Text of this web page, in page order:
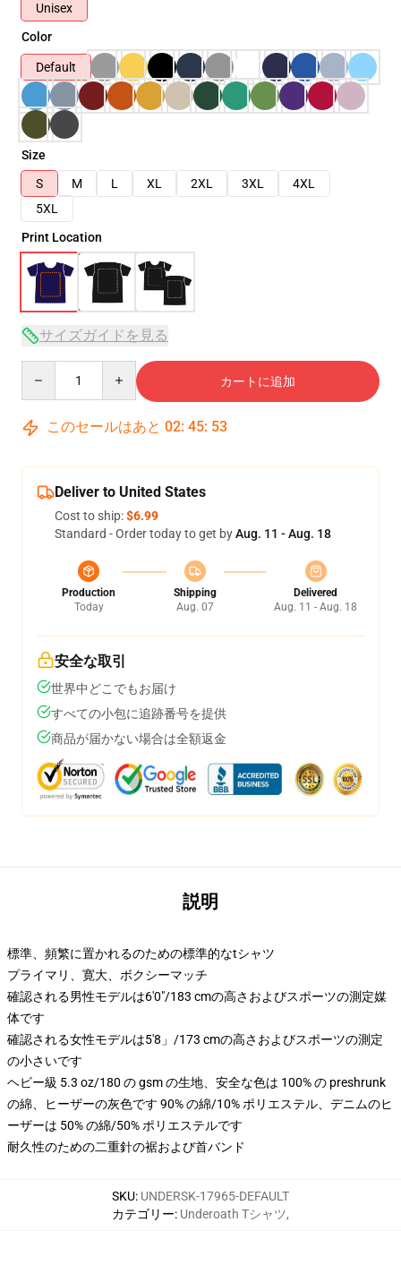
Unisex
Color
Default
Size
S
M L XL 2XL 3XL
4XL
5XL
Print Location
サイズガイドを見る
カートに追加
このセールはあと 02: 45: 53
Deliver to United States
Cost to ship:$6.99
Standard - Order today to get byAug. 11 - Aug. 18
Production
Today
Shipping
Aug. 07
Delivered
Aug. 11 - Aug. 18
安全な取引
世界中どこでもお届け
すべての小包に追跡番号を提供
商品が届かない場合は全額返金
説明
標準、頻繁に置かれるのための標準的なtシャツ
プライマリ、寛大、ボクシーマッチ
確認される男性モデルは6'0"/183 cmの高さおよびスポーツの測定媒
体です
確認される女性モデルは5'8」/173 cmの高さおよびスポーツの測定
の小さいです
ヘビー級 5.3 oz/180 の gsm の生地、安全な色は 100% の preshrunk
の綿、ヒーザーの灰色です 90% の綿/10% ポリエステル、デニムのヒ
ーザーは 50% の綿/50% ポリエステルです
耐久性のための二重針の裾および首バンド
SKU: UNDERSK-17965-DEFAULT
カテゴリー: Underoath Tシャツ,